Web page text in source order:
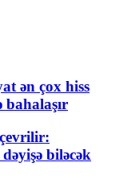
ən çox hiss
bahalaşır
biləcək